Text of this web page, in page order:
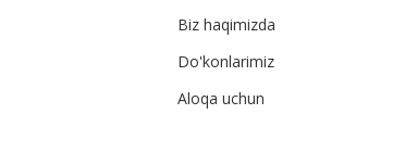
Biz haqimizda
Do'konlarimiz
Aloqa uchun